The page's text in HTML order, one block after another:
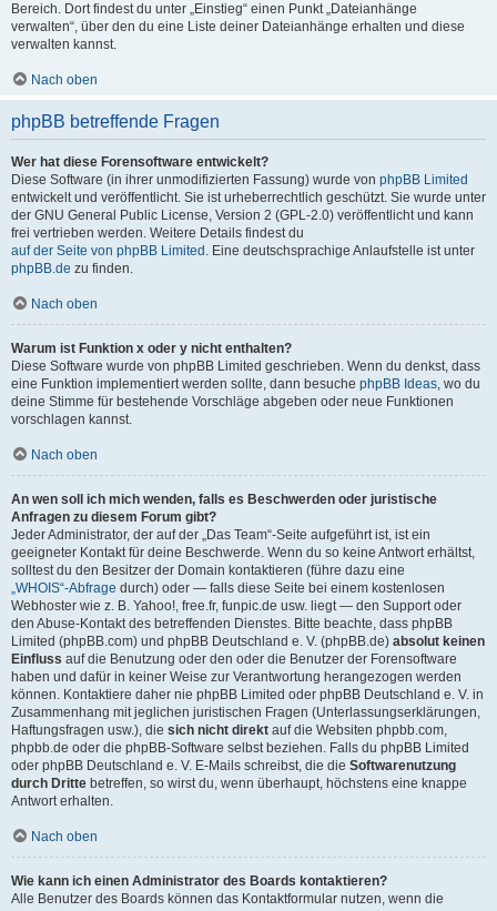
Bereich. Dort findest du unter „Einstieg“ einen Punkt „Dateianhänge
verwalten“, über den du eine Liste deiner Dateianhänge erhalten und diese
verwalten kannst.
Nach oben
phpBB betreffende Fragen
Wer hat diese Forensoftware entwickelt?
Diese Software (in ihrer unmodifizierten Fassung) wurde von phpBB Limited
entwickelt und veröffentlicht. Sie ist urheberrechtlich geschützt. Sie wurde unter
der GNU General Public License, Version 2 (GPL-2.0) veröffentlicht und kann
frei vertrieben werden. Weitere Details findest du
auf der Seite von phpBB Limited . Eine deutschsprachige Anlaufstelle ist unter
phpBB.de zu finden.
Nach oben
Warum ist Funktion x oder y nicht enthalten?
Diese Software wurde von phpBB Limited geschrieben. Wenn du denkst, dass
eine Funktion implementiert werden sollte, dann besuche phpBB Ideas, wo du
deine Stimme für bestehende Vorschläge abgeben oder neue Funktionen
vorschlagen kannst.
Nach oben
An wen soll ich mich wenden, falls es Beschwerden oder juristische
Anfragen zu diesem Forum gibt?
Jeder Administrator, der auf der „Das Team“-Seite aufgeführt ist, ist ein
geeigneter Kontakt für deine Beschwerde. Wenn du so keine Antwort erhältst,
solltest du den Besitzer der Domain kontaktieren (führe dazu eine
„WHOIS“-Abfrage durch) oder — falls diese Seite bei einem kostenlosen
Webhoster wie z. B. Yahoo!, free.fr, funpic.de usw. liegt — den Support oder
den Abuse-Kontakt des betreffenden Dienstes. Bitte beachte, dass phpBB
Limited (phpBB.com) und phpBB Deutschland e. V. (phpBB.de) absolut keinen
Einfluss auf die Benutzung oder den oder die Benutzer der Forensoftware
haben und dafür in keiner Weise zur Verantwortung herangezogen werden
können. Kontaktiere daher nie phpBB Limited oder phpBB Deutschland e. V. in
Zusammenhang mit jeglichen juristischen Fragen (Unterlassungserklärungen,
Haftungsfragen usw.), die sich nicht direkt auf die Websiten phpbb.com,
phpbb.de oder die phpBB-Software selbst beziehen. Falls du phpBB Limited
oder phpBB Deutschland e. V. E-Mails schreibst, die die Softwarenutzung
durch Dritte betreffen, so wirst du, wenn überhaupt, höchstens eine knappe
Antwort erhalten.
Nach oben
Wie kann ich einen Administrator des Boards kontaktieren?
Alle Benutzer des Boards können das Kontaktformular nutzen, wenn die